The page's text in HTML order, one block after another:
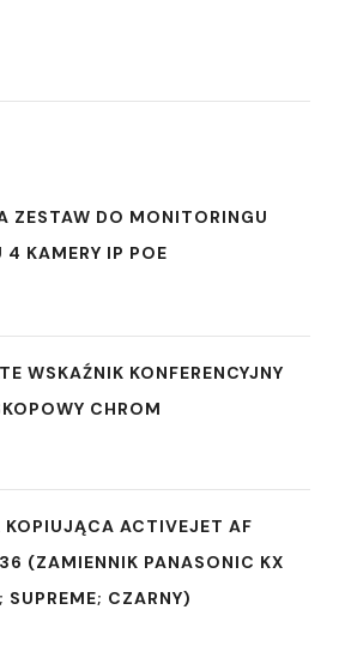
ZESTAW DO MONITORINGU
4 KAMERY IP POE
WSKAŹNIK KONFERENCYJNY
CHROM
KOPIUJĄCA ACTIVEJET AF
(ZAMIENNIK PANASONIC KX
SUPREME; CZARNY)